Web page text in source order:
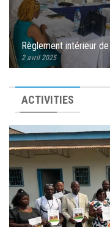
Remise du matériel
l’opérationnalisation du
4 juin 2024
ACTIVITIES